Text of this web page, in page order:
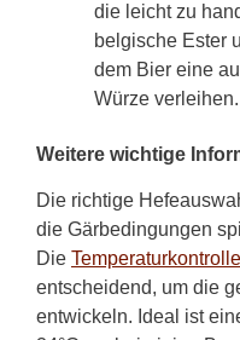
die leicht zu
belgische Ester
dem Bier eine
Würze verleihen.
Weitere wichtige
Die richtige
die Gärbedingungen
Die Temperaturkontrolle
entscheidend, um die
entwickeln. Ideal ist